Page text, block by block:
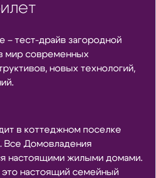
– тест-драйв загородной
мир современных
новых технологий,
в коттеджном поселке
Все Домовладения
настоящими жилыми домами.
настоящий семейный